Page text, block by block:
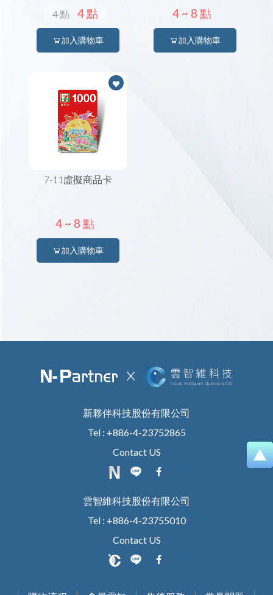
4 點 4 點
加入購物車
4 ~ 8 點
加入購物車
7-11虛擬商品卡
4 ~ 8 點
加入購物車
新夥伴科技股份有限公司
Tel : +886-4-23752865
Contact US
雲智維科技股份有限公司
Tel : +886-4-23755010
Contact US